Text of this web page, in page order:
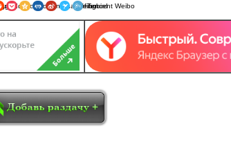
LiveJournalDelicious
Diggreddit PocketQzoneRenrenSina Weibo
Surfingbird
Tencent Weibo